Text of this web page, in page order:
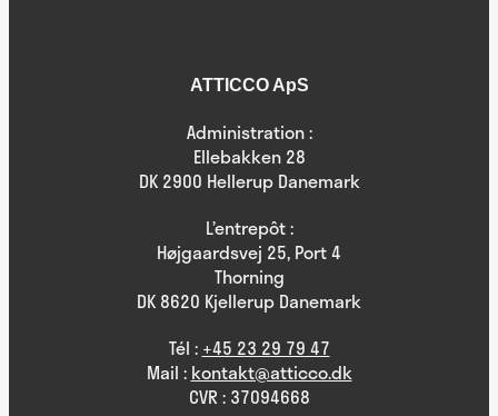
ATTICCO ApS
Administration :
Ellebakken 28
DK 2900 Hellerup Danemark
L’entrepôt :
Højgaardsvej 25, Port 4
Thorning
DK 8620 Kjellerup Danemark
Tél : +45 23 29 79 47
Mail : kontakt@atticco.dk
CVR : 37094668